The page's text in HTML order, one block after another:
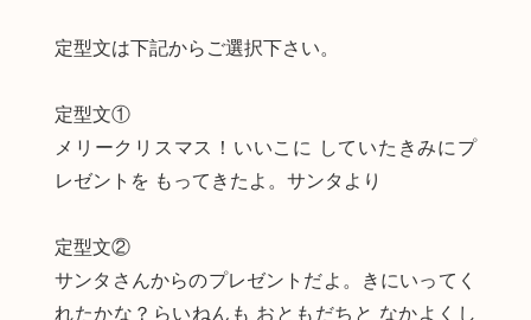
定型文は下記からご選択下さい。
定型文①
メリークリスマス！いいこに していたきみにプ
レゼントを もってきたよ。サンタより
定型文②
サンタさんからのプレゼントだよ。きにいってく
れたかな？らいねんも おともだちと なかよくし